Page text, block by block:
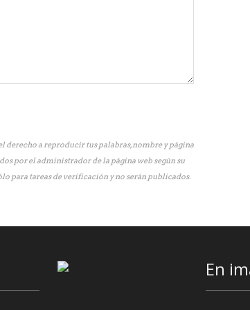
derecho a reproducir tus palabras, nombre y página
por el administrador de la página web según su
para tareas de verificación y no serán publicados.
En